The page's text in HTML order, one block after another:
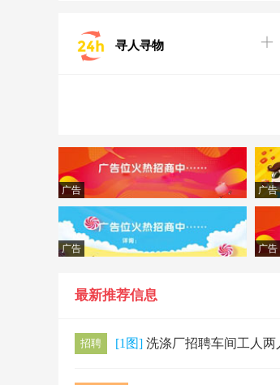
寻人寻物
广告 广告
广告 广告
最新推荐信息
招聘 [1图] 洗涤厂招聘车间工人两人，男女不限。年龄45周岁以内。正常班，管中午工作餐。月薪2800+200满勤